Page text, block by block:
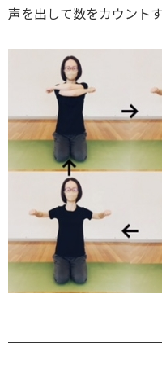
声を出して数をカウント